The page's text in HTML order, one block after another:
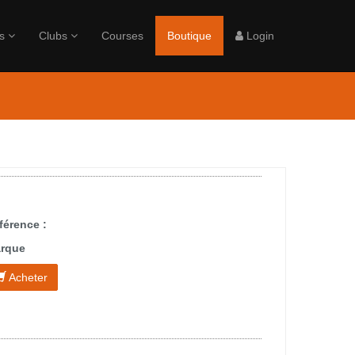
Clubs Courses Boutique Login
:
Acheter